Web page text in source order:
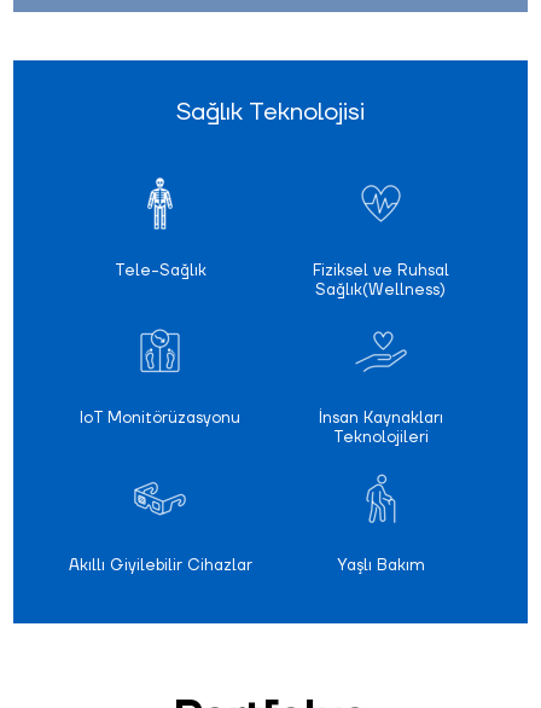
Sağlık Teknolojisi
Tele-Sağlık
Fiziksel ve Ruhsal
Sağlık(Wellness)
IoT Monitörüzasyonu
İnsan Kaynakları
Teknolojileri
Akıllı Giyilebilir Cihazlar Yaşlı Bakım